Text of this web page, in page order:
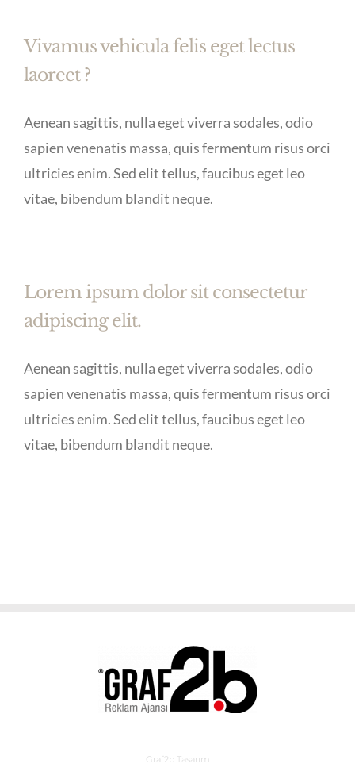
Vivamus vehicula felis eget lectus
laoreet ?
Aenean sagittis, nulla eget viverra sodales, odio
sapien venenatis massa, quis fermentum risus orci
ultricies enim. Sed elit tellus, faucibus eget leo
vitae, bibendum blandit neque.
Lorem ipsum dolor sit consectetur
adipiscing elit.
Aenean sagittis, nulla eget viverra sodales, odio
sapien venenatis massa, quis fermentum risus orci
ultricies enim. Sed elit tellus, faucibus eget leo
vitae, bibendum blandit neque.
Graf2b Tasarım